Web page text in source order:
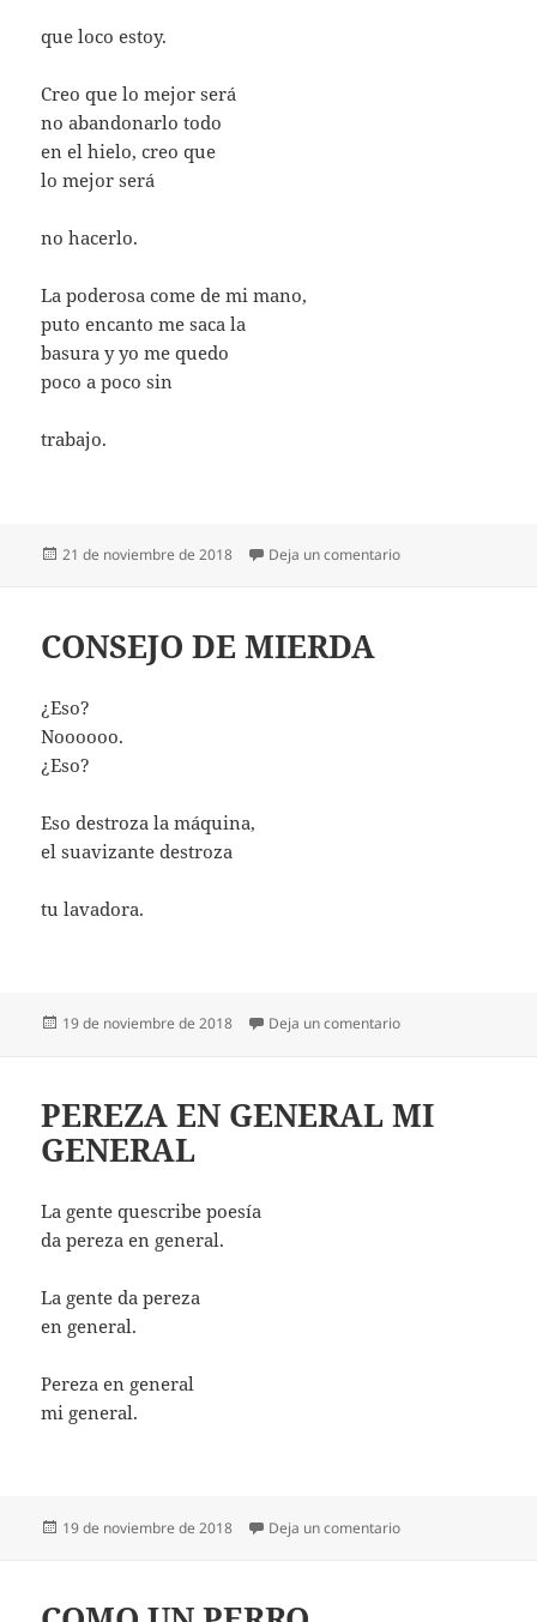
que loco estoy.
Creo que lo mejor será
no abandonarlo todo
en el hielo, creo que
lo mejor será
no hacerlo.
La poderosa come de mi mano,
puto encanto me saca la
basura y yo me quedo
poco a poco sin
trabajo.
Publicado
21 de noviembre de 2018 Deja un comentarioen SIN TRABAJO
CONSEJO DE MIERDA
¿Eso?
Noooooo.
¿Eso?
Eso destroza la máquina,
el suavizante destroza
tu lavadora.
Publicado
19 de noviembre de 2018 Deja un comentarioen CONSEJO DE
PEREZA EN GENERAL MI
GENERAL
La gente quescribe poesía
da pereza en general.
La gente da pereza
en general.
Pereza en general
mi general.
Publicado
19 de noviembre de 2018 Deja un comentarioen PEREZA EN